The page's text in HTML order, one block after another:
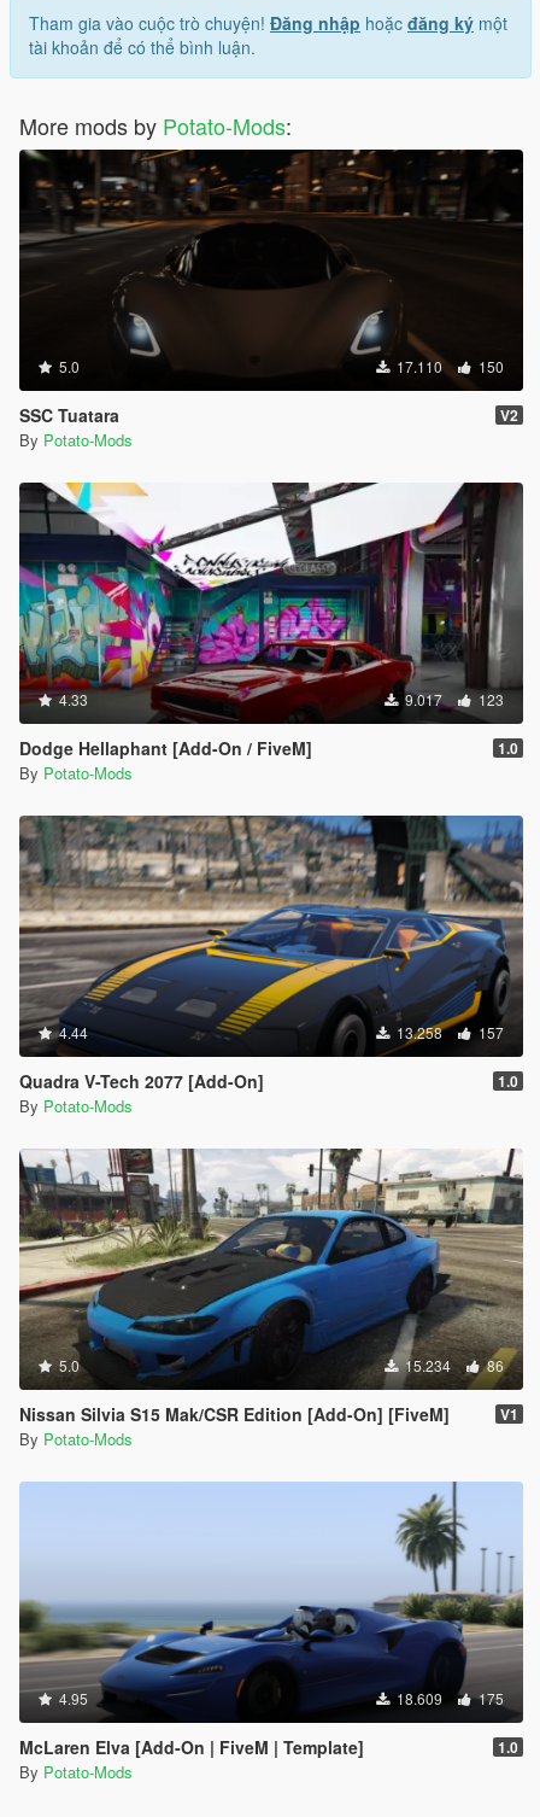
Tham gia vào cuộc trò chuyện! Đăng nhập hoặc đăng ký một
tài khoản để có thể bình luận.
More mods by Potato-Mods:
5.0 17.110 150
SSC Tuatara V2
By Potato-Mods
4.33 9.017 123
Dodge Hellaphant [Add-On / FiveM] 1.0
By Potato-Mods
4.44 13.258 157
Quadra V-Tech 2077 [Add-On] 1.0
By Potato-Mods
5.0 15.234 86
Nissan Silvia S15 Mak/CSR Edition [Add-On] [FiveM] V1
By Potato-Mods
4.95 18.609 175
McLaren Elva [Add-On | FiveM | Template] 1.0
By Potato-Mods